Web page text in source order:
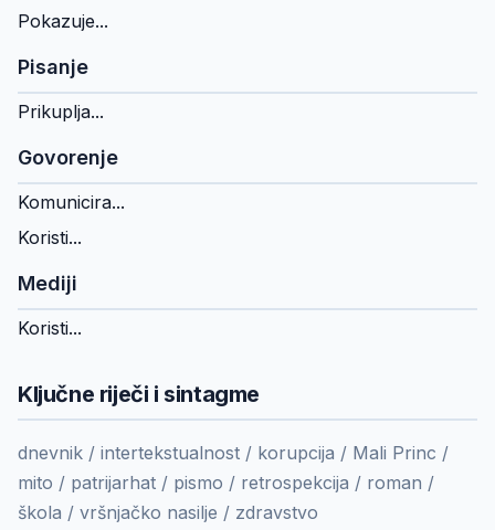
Pokazuje...
Pisanje
Prikuplja...
Govorenje
Komunicira...
Koristi...
Mediji
Koristi...
Ključne riječi i sintagme
dnevnik / intertekstualnost / korupcija / Mali Princ /
mito / patrijarhat / pismo / retrospekcija / roman /
škola / vršnjačko nasilje / zdravstvo